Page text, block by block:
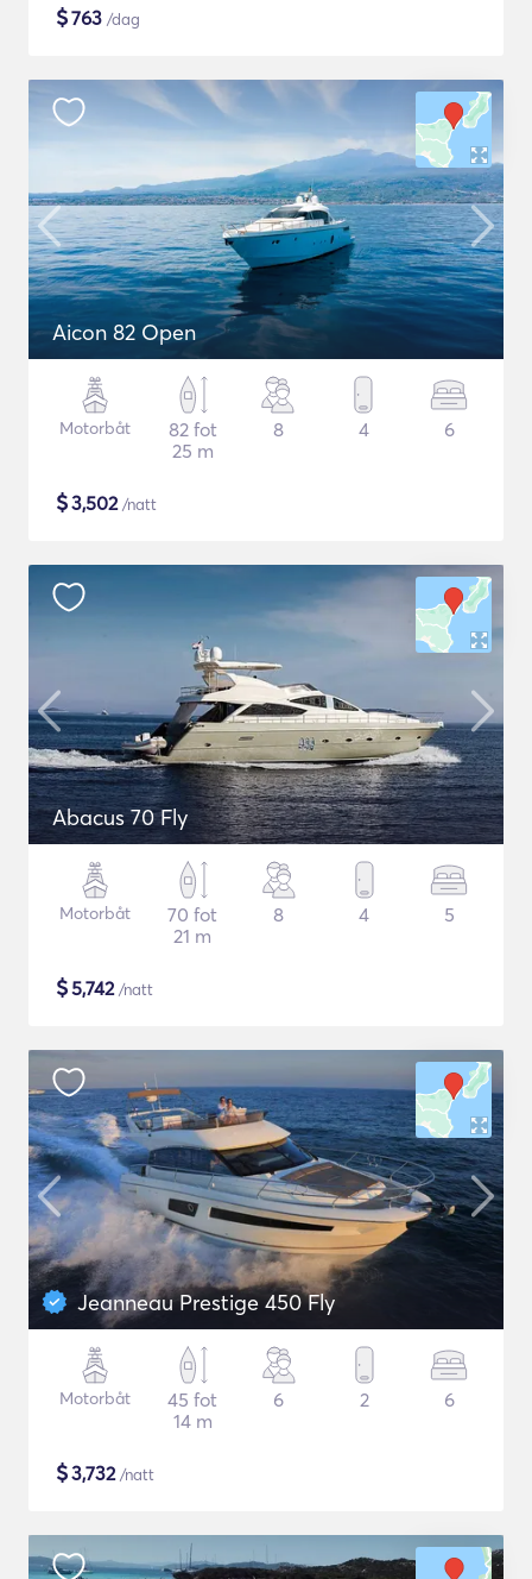
$763 /dag
Aicon 82 Open
Motorbåt
82 fot
25 m
8 4 6
$3,502/natt
Abacus 70 Fly
Motorbåt
70 fot
21 m
8 4 5
$5,742/natt
Jeanneau Prestige 450 Fly
Motorbåt
45 fot
14 m
6 2 6
$3,732/natt